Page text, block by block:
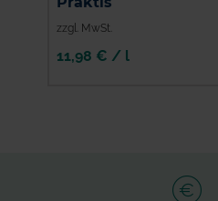
zzgl. MwSt.
11,98 € / l